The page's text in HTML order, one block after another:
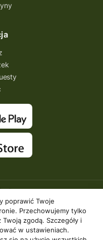
poprawić Twoje
Przechowujemy tylko
zgodą. Szczegóły i
w ustawieniach.
terenowe
życzenia
darmowy quest